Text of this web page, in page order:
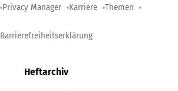
Privacy Manager Karriere Themen
Barrierefreiheitserklärung
Heftarchiv